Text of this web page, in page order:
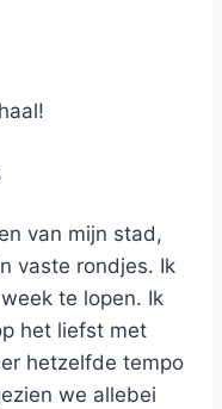
van mijn stad,
vaste rondjes. Ik
te lopen. Ik
het liefst met
hetzelfde tempo
we allebei